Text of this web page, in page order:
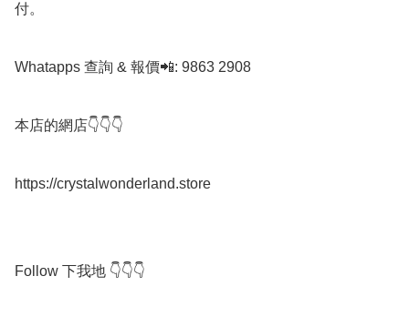
付。
Whatapps 查詢 & 報價📲: 9863 2908
本店的網店👇👇👇
https://crystalwonderland.store
Follow 下我地 👇👇👇